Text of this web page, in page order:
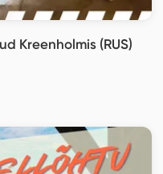
Kreenholmis (RUS)